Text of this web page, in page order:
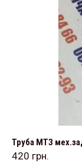
Труба МТЗ
420 грн.